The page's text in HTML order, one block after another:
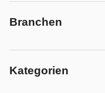
Branchen
Kategorien